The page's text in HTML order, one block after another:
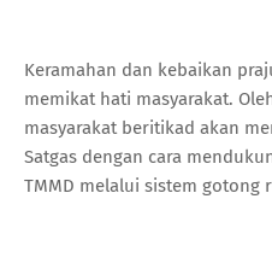
Keramahan dan kebaikan
memikat hati masyarakat.
masyarakat beritikad akan
Satgas dengan cara
TMMD melalui sistem gotong